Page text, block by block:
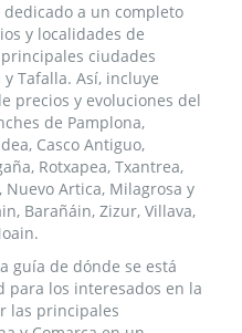
dedicado a un completo
y localidades de
ciudades
y Tafalla. Así, incluye
precios y evoluciones del
de Pamplona,
Casco Antiguo,
Rotxapea, Txantrea,
Nuevo Artica, Milagrosa y
Barañáin, Zizur, Villava,
.
guía de dónde se está
para los interesados en la
las principales